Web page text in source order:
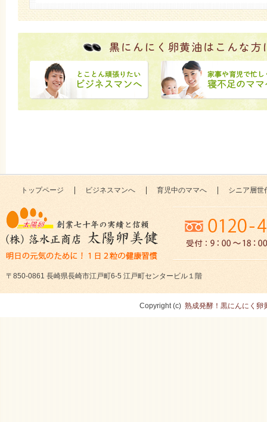
トップページ ビジネスマンへ 育児中のママへ シニア層世
〒850-0861 長崎県長崎市江戸町6-5 江戸町センタービル１階
Copyright (c) 熟成発酵！黒にんにく卵